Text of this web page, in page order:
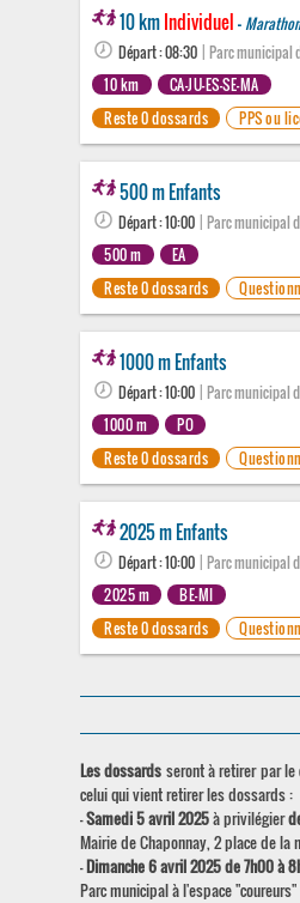
10 kmIndividuel-
Départ : 08:30 | Parc municipal
10 km
CA-JU-ES-SE-MA
Reste 0 dossards
PPS ou
500 m Enfants
Départ : 10:00 | Parc municipal
500 m
EA
Reste 0 dossards
1000 m Enfants
Départ : 10:00 | Parc municipal
1000 m
PO
Reste 0 dossards
2025 m Enfants
Départ : 10:00 | Parc municipal
2025 m
BE-MI
Reste 0 dossards
Les dossards seront à retirer par
celui qui vient retirer les dossards :
-Samedi 5 avril 2025à privilégier
Mairie de Chaponnay, 2 place de la
-Dimanche 6 avril 2025 de 7h00 à
Parc municipal à l'espace "coureurs"